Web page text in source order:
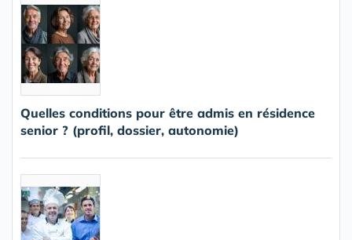
Quelles conditions pour être admis en résidence
senior ? (profil, dossier, autonomie)